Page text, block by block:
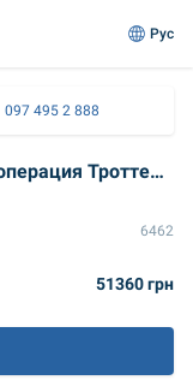
Рус
097 495 2 888
Операция боковая фаринготомия (операция Троттера)
6462
51360 грн